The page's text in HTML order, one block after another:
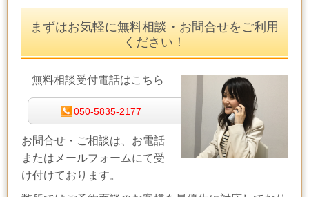
まずはお気軽に無料相談・お問合せをご利用
ください！
無料相談受付電話はこちら
050-5835-2177
お問合せ・ご相談は、お電話
またはメールフォームにて受
け付けております。